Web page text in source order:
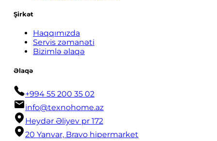
Şirkət
Haqqımızda
Servis zəmanəti
Bizimlə əlaqə
Əlaqə
+994 55 200 35 02
info@texnohome.az
Heydər Əliyev pr 172
20 Yanvar, Bravo hipermarket